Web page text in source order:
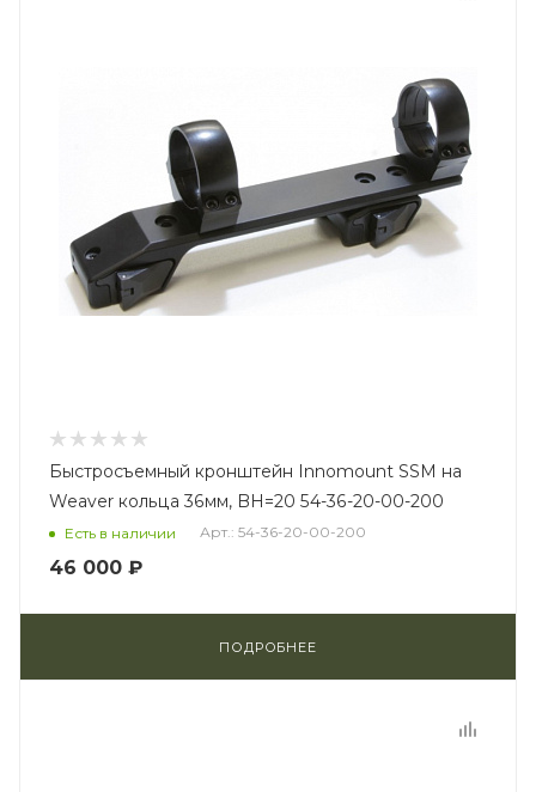
Быстросъемный кронштейн Innomount SSM на
Weaver кольца 36мм, BH=20 54-36-20-00-200
Есть в наличии Арт.: 54-36-20-00-200
46 000 ₽
ПОДРОБНЕЕ